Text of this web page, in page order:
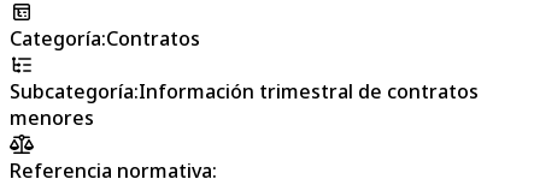
Categoría:Contratos
Subcategoría:Información trimestral de contratos
menores
Referencia normativa: